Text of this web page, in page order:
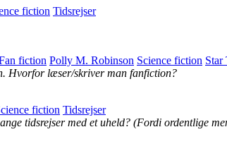
fiction Tidsrejser
fiction Polly M. Robinson Science fiction Star
Hvorfor læser/skriver man fanfiction?
fiction Tidsrejser
tidsrejser med et uheld? (Fordi ordentlige